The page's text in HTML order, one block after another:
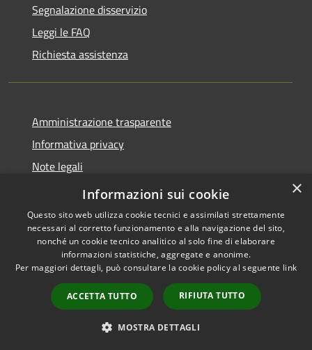
Segnalazione disservizio
Leggi le FAQ
Richiesta assistenza
Amministrazione trasparente
Informativa privacy
Note legali
Dichiarazione di accessibilità
Accessibilità
Copyright © 2026 • Comune di
Vestignè • Powered by
Municipium•
Accesso
redazione
×
Informazioni sui cookie
Questo sito web utilizza cookie tecnici e assimilati strettamente
necessari al corretto funzionamento e alla navigazione del sito,
nonché un cookie tecnico analitico al solo fine di elaborare
informazioni statistiche, aggregate e anonime.
Per maggiori dettagli, può consultare la cookie policy al seguente link
ACCETTA TUTTO RIFIUTA TUTTO
MOSTRA DETTAGLI